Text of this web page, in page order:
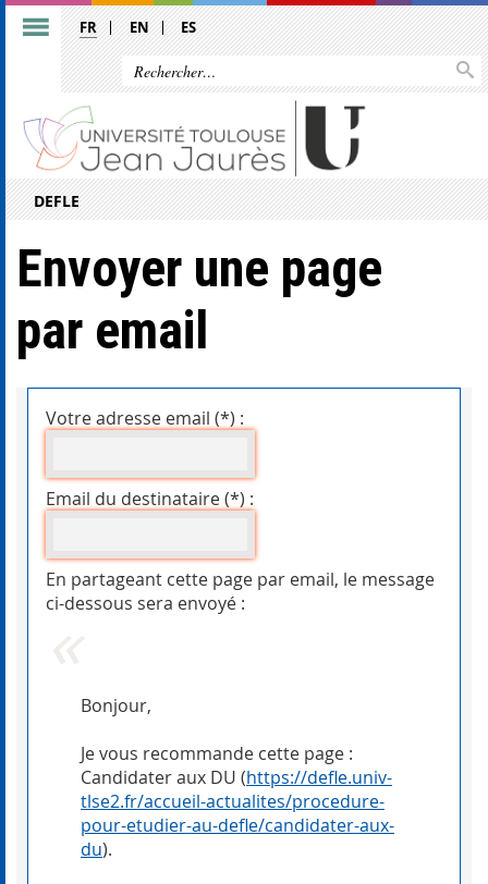
FR EN ES
DEFLE
Envoyer une page
par email
Votre adresse email (*) :
Email du destinataire (*) :
En partageant cette page par email, le message
ci-dessous sera envoyé :
Bonjour,
Je vous recommande cette page :
Candidater aux DU (https://defle.univ-
tlse2.fr/accueil-actualites/procedure-
pour-etudier-au-defle/candidater-aux-
du).